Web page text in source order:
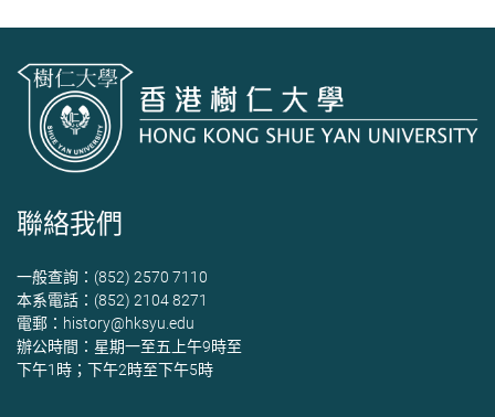
聯絡我們
一般查詢：(852) 2570 7110
本系電話：(852) 2104 8271
電郵： history@hksyu.edu
辦公時間：星期一至五上午9時至
下午1時；下午2時至下午5時